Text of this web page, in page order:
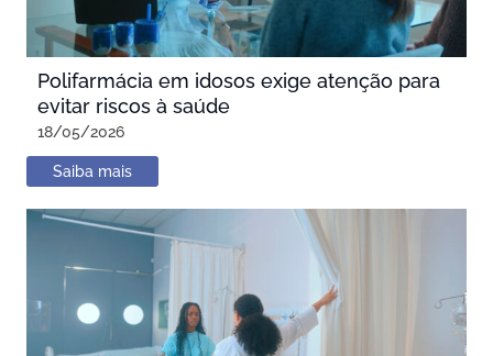
Polifarmácia em idosos exige atenção para
evitar riscos à saúde
18/05/2026
Saiba mais